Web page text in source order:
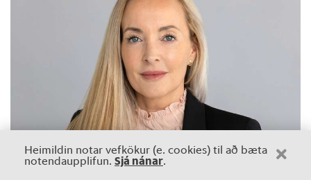
Heimildin notar vefkökur (e. cookies) til að bæta
notendaupplifun. Sjá nánar.